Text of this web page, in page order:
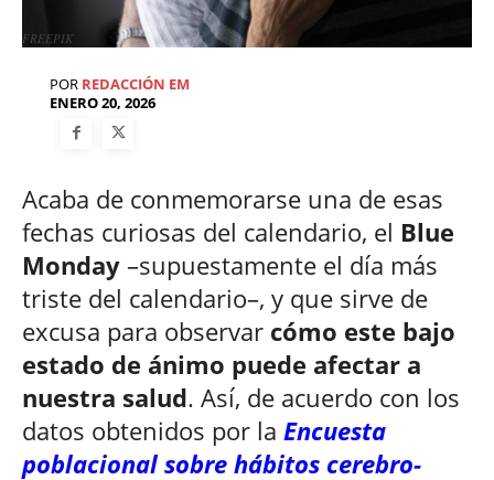
FREEPIK
POR REDACCIÓN EM
ENERO 20, 2026
Acaba de conmemorarse una de esas
fechas curiosas del calendario, el Blue
Monday –supuestamente el día más
triste del calendario–, y que sirve de
excusa para observar cómo este bajo
estado de ánimo puede afectar a
nuestra salud. Así, de acuerdo con los
datos obtenidos por la Encuesta
poblacional sobre hábitos cerebro-